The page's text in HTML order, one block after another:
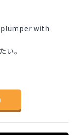
with
い。